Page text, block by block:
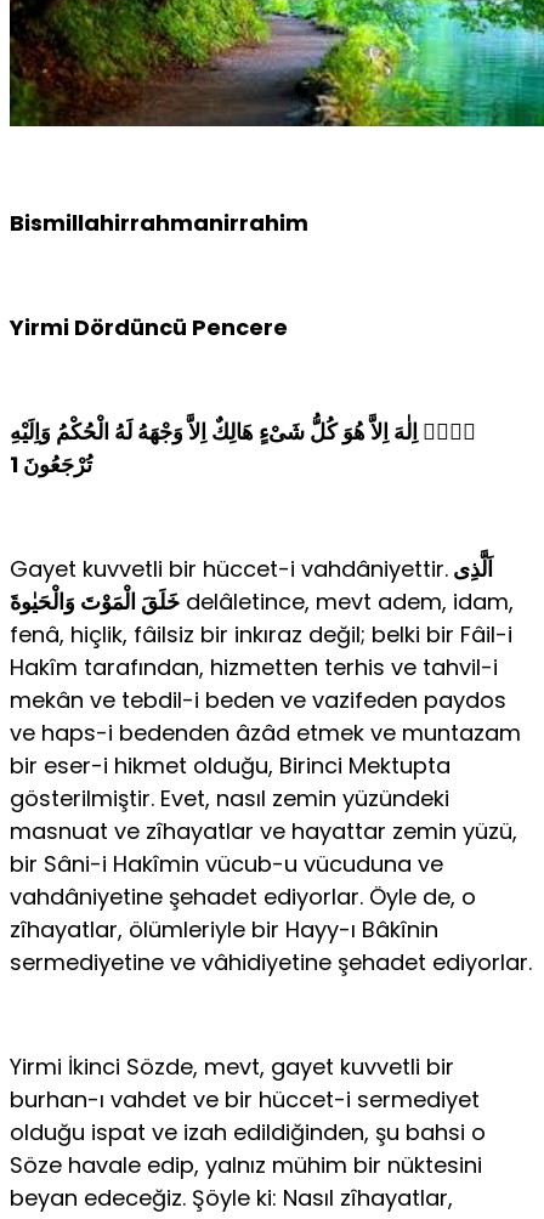
Bismillahirrahmanirrahim
Yirmi Dördüncü Pencere
لاَۤ اِلٰهَ اِلاَّ هُوَ كُلُّ شَىْءٍ هَالِكٌ اِلاَّ وَجْهَهُ لَهُ الْحُكْمُ وَاِلَيْهِ
تُرْجَعُونَ 1
Gayet kuvvetli bir hüccet-i vahdâniyettir.
خَلَقَ الْمَوْتَ وَالْحَيٰوةَ delâletince, mevt adem, idam,
fenâ, hiçlik, fâilsiz bir inkıraz değil; belki bir Fâil-i
Hakîm tarafından, hizmetten terhis ve tahvil-i
mekân ve tebdil-i beden ve vazifeden paydos
ve haps-i bedenden âzâd etmek ve muntazam
bir eser-i hikmet olduğu, Birinci Mektupta
gösterilmiştir. Evet, nasıl zemin yüzündeki
masnuat ve zîhayatlar ve hayattar zemin yüzü,
bir Sâni-i Hakîmin vücub-u vücuduna ve
vahdâniyetine şehadet ediyorlar. Öyle de, o
zîhayatlar, ölümleriyle bir Hayy-ı Bâkînin
sermediyetine ve vâhidiyetine şehadet ediyorlar.
Yirmi İkinci Sözde, mevt, gayet kuvvetli bir
burhan-ı vahdet ve bir hüccet-i sermediyet
olduğu ispat ve izah edildiğinden, şu bahsi o
Söze havale edip, yalnız mühim bir nüktesini
beyan edeceğiz. Şöyle ki: Nasıl zîhayatlar,